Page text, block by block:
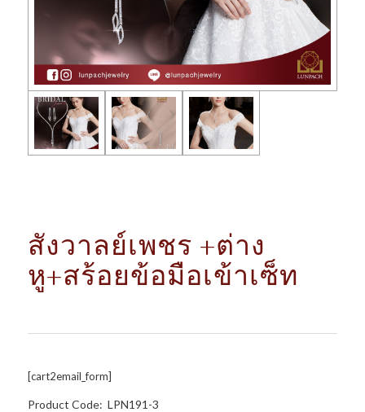
สังวาลย์เพชร +ต่าง
หู+สร้อยข้อมือเข้าเซ็ท
[cart2email_form]
Product Code: LPN191-3